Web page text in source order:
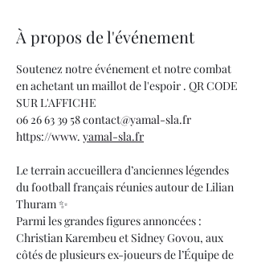
À propos de l'événement
Soutenez notre événement et notre combat
en achetant un maillot de l'espoir . QR CODE
SUR L'AFFICHE
06 26 63 39 58 contact@yamal-sla.fr
https://www. yamal-sla.fr
Le terrain accueillera d’anciennes légendes
du football français réunies autour de Lilian
Thuram ✨
Parmi les grandes figures annoncées :
Christian Karembeu et Sidney Govou, aux
côtés de plusieurs ex-joueurs de l’Équipe de